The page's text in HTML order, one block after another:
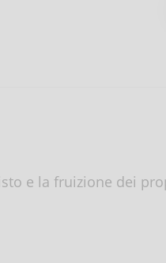
e la fruizione dei